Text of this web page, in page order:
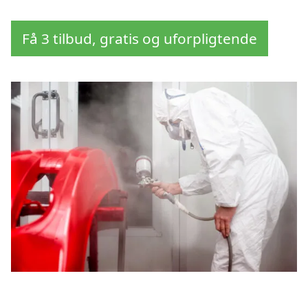
Få 3 tilbud, gratis og uforpligtende